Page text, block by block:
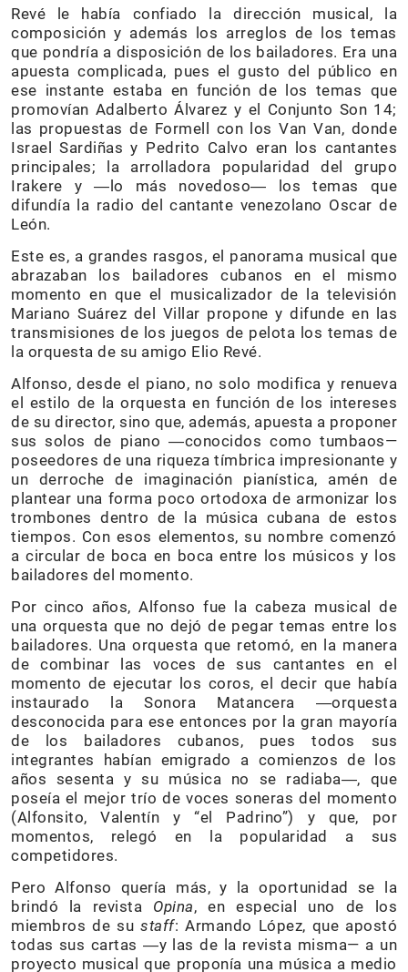
Revé le había confiado la dirección musical, la
composición y además los arreglos de los temas
que pondría a disposición de los bailadores. Era una
apuesta complicada, pues el gusto del público en
ese instante estaba en función de los temas que
promovían Adalberto Álvarez y el Conjunto Son 14;
las propuestas de Formell con los Van Van, donde
Israel Sardiñas y Pedrito Calvo eran los cantantes
principales; la arrolladora popularidad del grupo
Irakere y ―lo más novedoso― los temas que
difundía la radio del cantante venezolano Oscar de
León.
Este es, a grandes rasgos, el panorama musical que
abrazaban los bailadores cubanos en el mismo
momento en que el musicalizador de la televisión
Mariano Suárez del Villar propone y difunde en las
transmisiones de los juegos de pelota los temas de
la orquesta de su amigo Elio Revé.
Alfonso, desde el piano, no solo modifica y renueva
el estilo de la orquesta en función de los intereses
de su director, sino que, además, apuesta a proponer
sus solos de piano ―conocidos como tumbaos—
poseedores de una riqueza tímbrica impresionante y
un derroche de imaginación pianística, amén de
plantear una forma poco ortodoxa de armonizar los
trombones dentro de la música cubana de estos
tiempos. Con esos elementos, su nombre comenzó
a circular de boca en boca entre los músicos y los
bailadores del momento.
Por cinco años, Alfonso fue la cabeza musical de
una orquesta que no dejó de pegar temas entre los
bailadores. Una orquesta que retomó, en la manera
de combinar las voces de sus cantantes en el
momento de ejecutar los coros, el decir que había
instaurado la Sonora Matancera ―orquesta
desconocida para ese entonces por la gran mayoría
de los bailadores cubanos, pues todos sus
integrantes habían emigrado a comienzos de los
años sesenta y su música no se radiaba―, que
poseía el mejor trío de voces soneras del momento
(Alfonsito, Valentín y “el Padrino”) y que, por
momentos, relegó en la popularidad a sus
competidores.
Pero Alfonso quería más, y la oportunidad se la
brindó la revista Opina, en especial uno de los
miembros de su staff: Armando López, que apostó
todas sus cartas ―y las de la revista misma— a un
proyecto musical que proponía una música a medio